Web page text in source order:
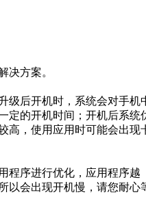
决方案。
级后开机时，系统会对手机
定的开机时间；开机后系统
高，使用应用时可能会出现
程序进行优化，应用程序越
以会出现开机慢，请您耐心